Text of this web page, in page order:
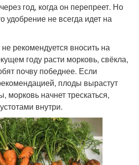
год, когда он перепреет. Но
удобрение не всегда идет на
рекомендуется вносить на
году расти морковь, свёкла,
почву победнее. Если
плоды вырастут
начнет трескаться,
внутри.